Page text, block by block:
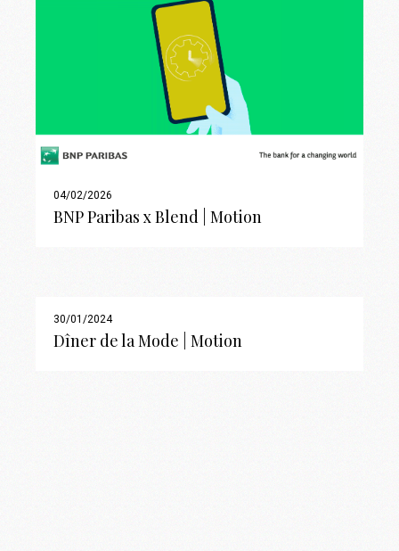
04/02/2026
BNP Paribas x Blend | Motion
30/01/2024
Dîner de la Mode | Motion